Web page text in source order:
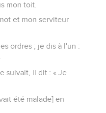
mon toit.
et mon serviteur
ordres ; je dis à l'un :
suivait, il dit : « Je
été malade] en